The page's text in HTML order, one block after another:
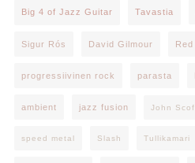
Big 4 of Jazz Guitar Tavastia
Sigur Rós David Gilmour
progressiivinen rock parasta
ambient jazz fusion John
speed metal Slash Tullikamari